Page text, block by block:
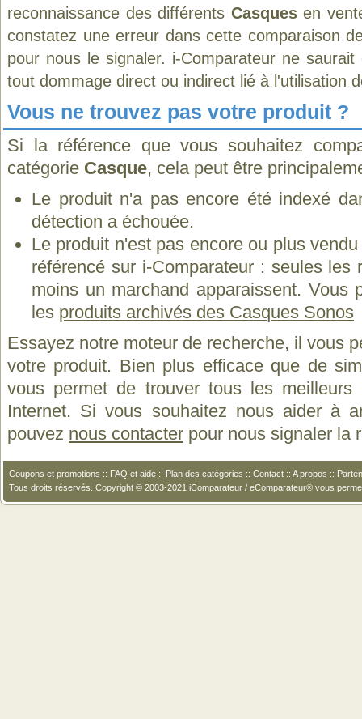
reconnaissance des différents Casquesen
constatez une erreur dans cette comparaison
pour nous le signaler. i-Comparateur ne
tout dommage direct ou indirect lié à l'utilisation
Vous ne trouvez pas votre produit ?
Si la référence que vous souhaitez
catégorie Casque, cela peut être
Le produit n'a pas encore été indexé
détection a échouée.
Le produit n'est pas encore ou plus
référencé sur i-Comparateur : seules les
moins un marchand apparaissent. Vous
les produits archivés des Casques Sonos
Essayez notre moteur de recherche, il vous
votre produit. Bien plus efficace que de
vous permet de trouver tous les
Internet. Si vous souhaitez nous aider à
pouvez nous contacter pour nous signaler la
Coupons et promotions :: FAQ et aide :: Plan des catégories :: Contact :: A propos ::
Tous droits réservés. Copyright © 2003-2021 iComparateur / eComparateur® vous